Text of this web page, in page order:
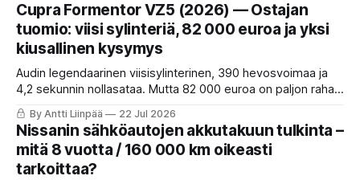
Cupra Formentor VZ5 (2026) — Ostajan
tuomio: viisi sylinteriä, 82 000 euroa ja yksi
kiusallinen kysymys
Audin legendaarinen viisisylinterinen, 390 hevosvoimaa ja
4,2 sekunnin nollasataa. Mutta 82 000 euroa on paljon rahaa,
ja juuri koeajettu Golf GTI 50v maksaa 25 000 vähemmän.
Ostajan tuomio Cupra Formentor VZ5:stä.
By Antti Liinpää 22 Jul 2026
Nissanin sähköautojen akkutakuun tulkinta –
mitä 8 vuotta / 160 000 km oikeasti
tarkoittaa?